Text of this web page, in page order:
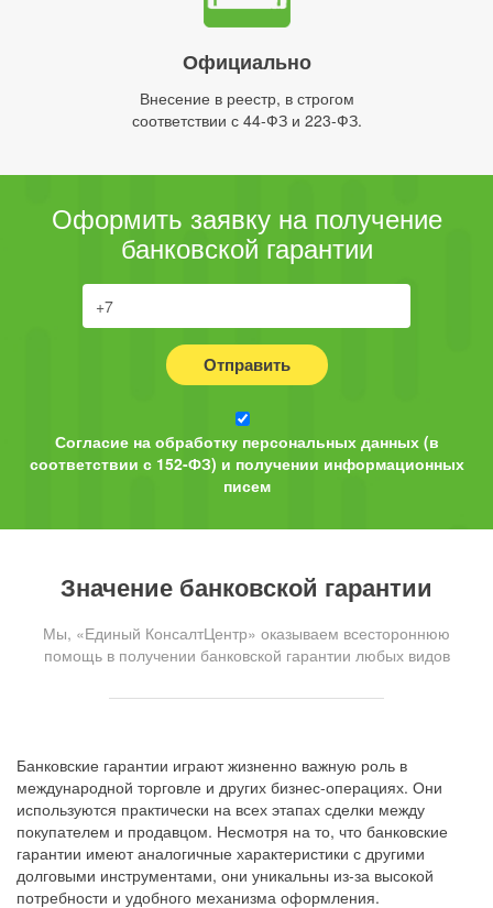
Официально
Внесение в реестр, в строгом
соответствии с 44-ФЗ и 223-ФЗ.
Оформить заявку на получение
банковской гарантии
Отправить
Согласие на обработку персональных данных (в
соответствии с 152-ФЗ) и получении информационных
писем
Значение банковской гарантии
Мы, «Единый КонсалтЦентр» оказываем всестороннюю
помощь в получении банковской гарантии любых видов
Банковские гарантии играют жизненно важную роль в
международной торговле и других бизнес-операциях. Они
используются практически на всех этапах сделки между
покупателем и продавцом. Несмотря на то, что банковские
гарантии имеют аналогичные характеристики с другими
долговыми инструментами, они уникальны из-за высокой
потребности и удобного механизма оформления.